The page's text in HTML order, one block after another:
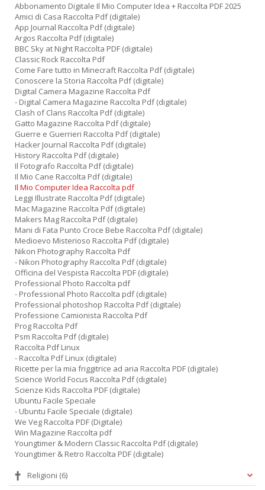
Abbonamento Digitale Il Mio Computer Idea + Raccolta PDF 2025
Amici di Casa Raccolta Pdf (digitale)
App Journal Raccolta Pdf (digitale)
Argos Raccolta Pdf (digitale)
BBC Sky at Night Raccolta PDF (digitale)
Classic Rock Raccolta Pdf
Come Fare tutto in Minecraft Raccolta Pdf (digitale)
Conoscere la Storia Raccolta Pdf (digitale)
Digital Camera Magazine Raccolta Pdf
- Digital Camera Magazine Raccolta Pdf (digitale)
Clash of Clans Raccolta Pdf (digitale)
Gatto Magazine Raccolta Pdf (digitale)
Guerre e Guerrieri Raccolta Pdf (digitale)
Hacker Journal Raccolta Pdf (digitale)
History Raccolta Pdf (digitale)
Il Fotografo Raccolta Pdf (digitale)
Il Mio Cane Raccolta Pdf (digitale)
Il Mio Computer Idea Raccolta pdf
Leggi Illustrate Raccolta Pdf (digitale)
Mac Magazine Raccolta Pdf (digitale)
Makers Mag Raccolta Pdf (digitale)
Mani di Fata Punto Croce Bebe Raccolta Pdf (digitale)
Medioevo Misterioso Raccolta Pdf (digitale)
Nikon Photography Raccolta Pdf
- Nikon Photography Raccolta Pdf (digitale)
Officina del Vespista Raccolta PDF (digitale)
Professional Photo Raccolta pdf
- Professional Photo Raccolta pdf (digitale)
Professional photoshop Raccolta Pdf (digitale)
Professione Camionista Raccolta Pdf
Prog Raccolta Pdf
Psm Raccolta Pdf (digitale)
Raccolta Pdf Linux
- Raccolta Pdf Linux (digitale)
Ricette per la mia friggitrice ad aria Raccolta PDF (digitale)
Science World Focus Raccolta Pdf (digitale)
Scienze Kids Raccolta PDF (digitale)
Ubuntu Facile Speciale
- Ubuntu Facile Speciale (digitale)
We Veg Raccolta PDF (Digitale)
Win Magazine Raccolta pdf
Youngtimer & Modern Classic Raccolta Pdf (digitale)
Youngtimer & Retro Raccolta PDF (digitale)
Religioni (6)